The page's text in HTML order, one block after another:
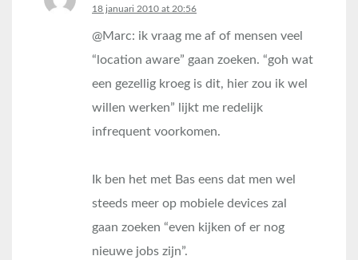
says:
18 januari 2010 at 20:56
@Marc: ik vraag me af of mensen veel
“location aware” gaan zoeken. “goh wat
een gezellig kroeg is dit, hier zou ik wel
willen werken” lijkt me redelijk
infrequent voorkomen.
Ik ben het met Bas eens dat men wel
steeds meer op mobiele devices zal
gaan zoeken “even kijken of er nog
nieuwe jobs zijn”.